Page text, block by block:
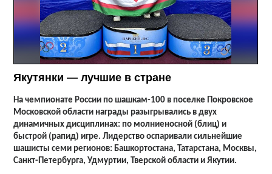
Якутянки — лучшие в стране
На чемпионате России по шашкам-100 в поселке Покровское
Московской области награды разыгрывались в двух
динамичных дисциплинах: по молниеносной (блиц) и
быстрой (рапид) игре. Лидерство оспаривали сильнейшие
шашисты семи регионов: Башкортостана, Татарстана, Москвы,
Санкт-Петербурга, Удмуртии, Тверской области и Якутии.